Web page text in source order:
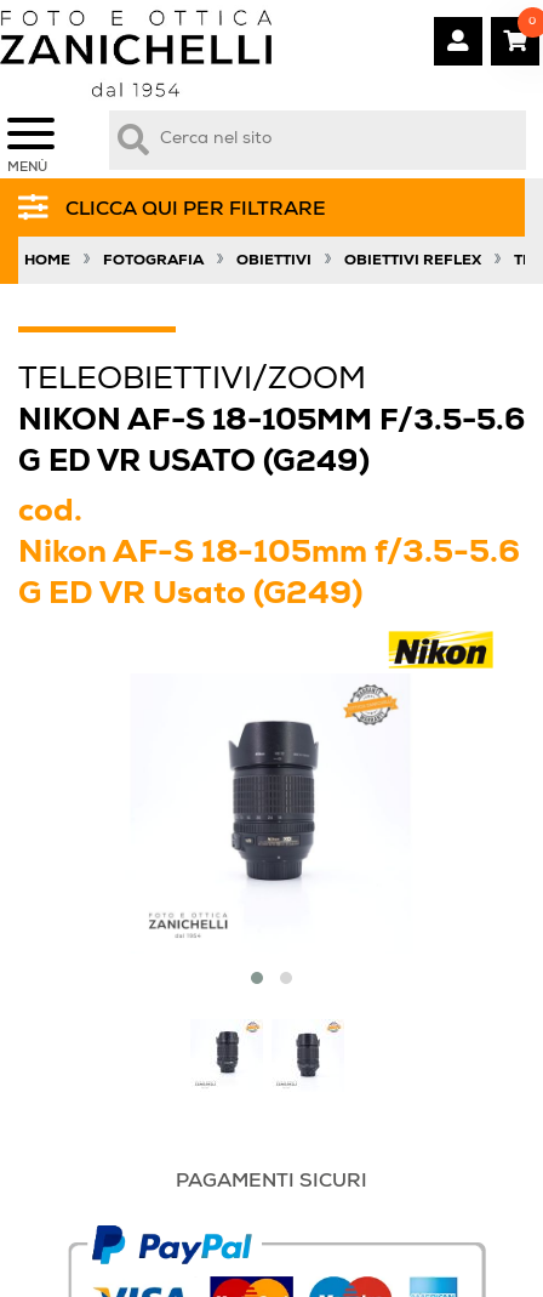
MENÙ
0
CLICCA QUI PER FILTRARE
HOME » FOTOGRAFIA » OBIETTIVI » OBIETTIVI REFLEX »
TELEOBIETTIVI/ZOOM
NIKON AF-S 18-105MM F/3.5-5.6
G ED VR USATO (G249)
cod.
Nikon AF-S 18-105mm f/3.5-5.6
G ED VR Usato (G249)
PAGAMENTI SICURI